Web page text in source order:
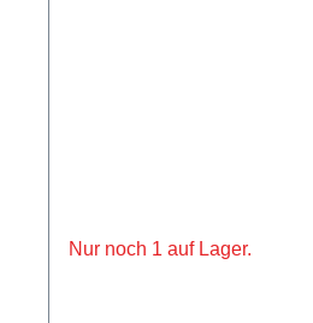
Nur noch 1 auf Lager.